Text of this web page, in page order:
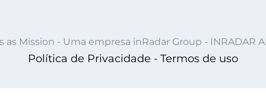
as Mission - Uma empresa inRadar Group - INRADAR
Política de Privacidade - Termos de uso